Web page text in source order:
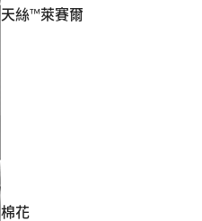
天絲™萊賽爾
棉花